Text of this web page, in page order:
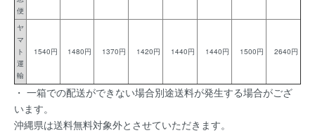
便
ヤ
マ
ト
運
輸
1540円 1480円 1370円 1420円 1440円 1440円 1500円 2640円
・ 一箱での配送ができない場合別途送料が発生する場合がござ
います。
沖縄県は送料無料対象外とさせていただきます。